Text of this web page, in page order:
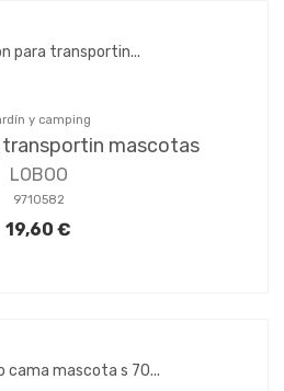
y camping
transportin mascotas
LOBOO
9710582
19,60 €